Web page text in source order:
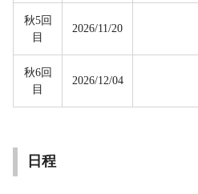
秋5回
目
2026/11/20
秋6回
目
2026/12/04
日程